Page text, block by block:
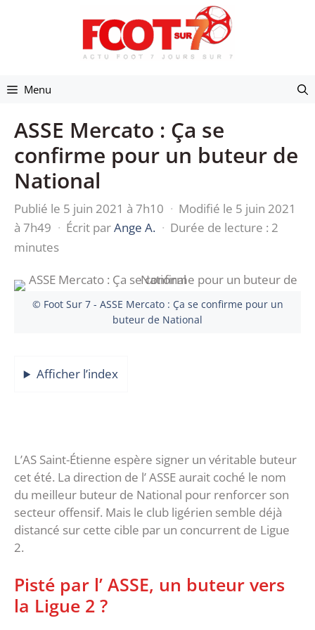
Menu
ASSE Mercato : Ça se
confirme pour un buteur de
National
Publié le 5 juin 2021 à 7h10 · Modifié le 5 juin 2021
à 7h49 · Écrit parAnge A. · Durée de lecture : 2
minutes
© Foot Sur 7 - ASSE Mercato : Ça se confirme pour un
buteur de National
Afficher l’index
L’AS Saint-Étienne espère signer un véritable buteur
cet été. La direction de l’ ASSE aurait coché le nom
du meilleur buteur de National pour renforcer son
secteur offensif. Mais le club ligérien semble déjà
distancé sur cette cible par un concurrent de Ligue
2.
Pisté par l’ ASSE, un buteur vers
la Ligue 2 ?